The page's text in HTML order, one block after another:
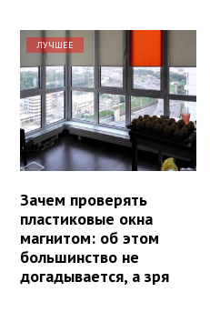
ЛУЧШЕЕ
Зачем проверять
пластиковые окна
магнитом: об этом
большинство не
догадывается, а зря